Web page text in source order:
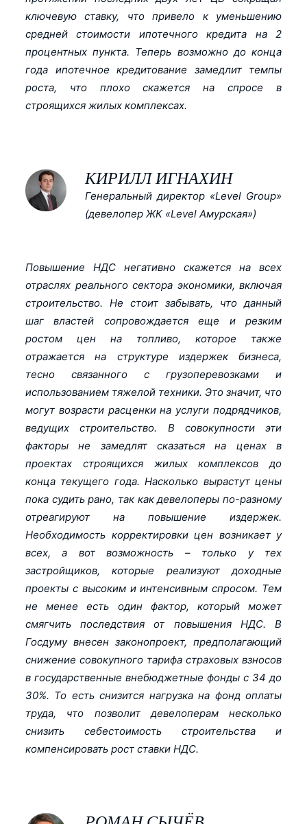
ключевую ставку, что привело к уменьшению
средней стоимости ипотечного кредита на 2
процентных пункта. Теперь возможно до конца
года ипотечное кредитование замедлит темпы
роста, что плохо скажется на спросе в
строящихся жилых комплексах.
КИРИЛЛ ИГНАХИН
Генеральный директор «Level Group»
(девелопер ЖК «Level Амурская»)
Повышение НДС негативно скажется на всех
отраслях реального сектора экономики, включая
строительство. Не стоит забывать, что данный
шаг властей сопровождается еще и резким
ростом цен на топливо, которое также
отражается на структуре издержек бизнеса,
тесно связанного с грузоперевозками и
использованием тяжелой техники. Это значит, что
могут возрасти расценки на услуги подрядчиков,
ведущих строительство. В совокупности эти
факторы не замедлят сказаться на ценах в
проектах строящихся жилых комплексов до
конца текущего года. Насколько вырастут цены
пока судить рано, так как девелоперы по-разному
отреагируют на повышение издержек.
Необходимость корректировки цен возникает у
всех, а вот возможность – только у тех
застройщиков, которые реализуют доходные
проекты с высоким и интенсивным спросом. Тем
не менее есть один фактор, который может
смягчить последствия от повышения НДС. В
Госдуму внесен законопроект, предполагающий
снижение совокупного тарифа страховых взносов
в государственные внебюджетные фонды с 34 до
30%. То есть снизится нагрузка на фонд оплаты
труда, что позволит девелоперам несколько
снизить себестоимость строительства и
компенсировать рост ставки НДС.